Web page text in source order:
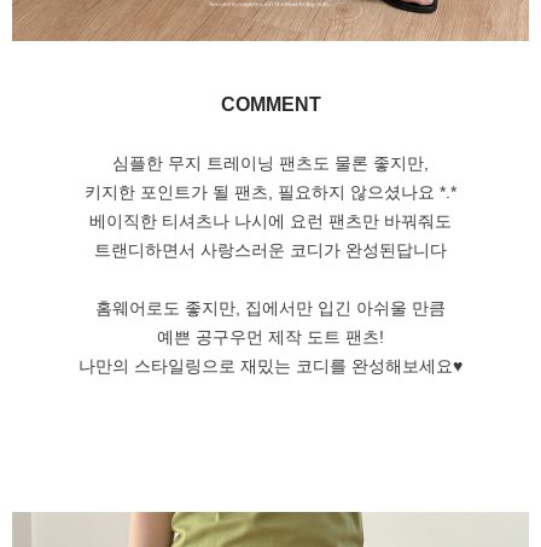
COMMENT
심플한 무지 트레이닝 팬츠도 물론 좋지만,
키지한 포인트가 될 팬츠, 필요하지 않으셨나요 *.*
베이직한 티셔츠나 나시에 요런 팬츠만 바꿔줘도
트랜디하면서 사랑스러운 코디가 완성된답니다
홈웨어로도 좋지만, 집에서만 입긴 아쉬울 만큼
예쁜 공구우먼 제작 도트 팬츠!
나만의 스타일링으로 재밌는 코디를 완성해보세요♥